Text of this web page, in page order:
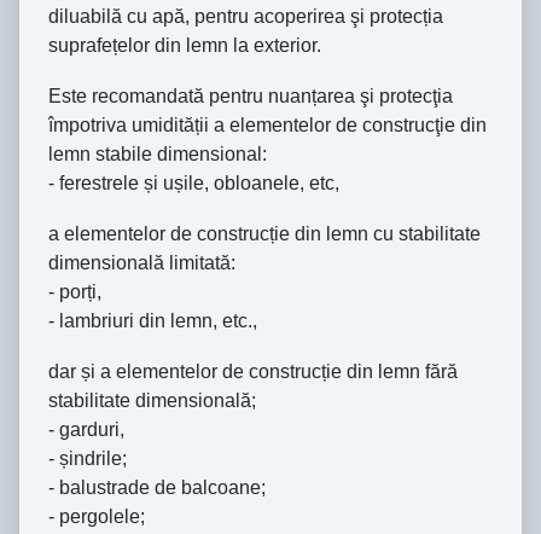
diluabilă cu apă, pentru acoperirea şi protecția
suprafețelor din lemn la exterior.
Este recomandată pentru nuanțarea şi protecţia
împotriva umidității a elementelor de construcţie din
lemn stabile dimensional:
- ferestrele și ușile, obloanele, etc,
a elementelor de construcție din lemn cu stabilitate
dimensională limitată:
- porți,
- lambriuri din lemn, etc.,
dar și a elementelor de construcție din lemn fără
stabilitate dimensională;
- garduri,
- șindrile;
- balustrade de balcoane;
- pergolele;